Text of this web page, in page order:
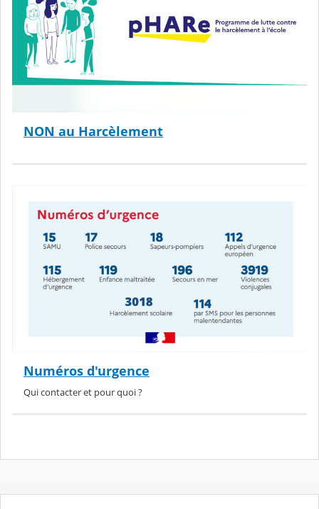
NON au Harcèlement
Numéros d'urgence
Qui contacter et pour quoi ?